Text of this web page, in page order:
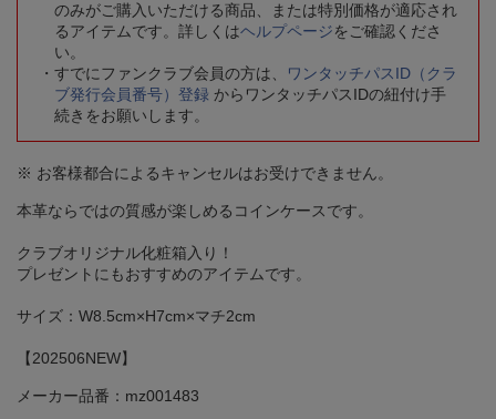
のみがご購入いただける商品、または特別価格が適応され
るアイテムです。詳しくはヘルプページをご確認くださ
い。
すでにファンクラブ会員の方は、
ワンタッチパスID（クラ
ブ発行会員番号）登録 からワンタッチパスIDの紐付け手
続きをお願いします。
※ お客様都合によるキャンセルはお受けできません。
本革ならではの質感が楽しめるコインケースです。
クラブオリジナル化粧箱入り！
プレゼントにもおすすめのアイテムです。
サイズ：W8.5cm×H7cm×マチ2cm
【202506NEW】
メーカー品番：mz001483